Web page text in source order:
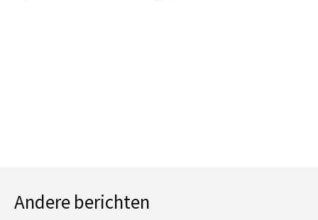
Andere berichten